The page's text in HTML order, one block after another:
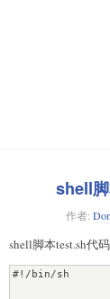
shell
作者: Don
shell脚本test.sh代码
#!/bin/sh